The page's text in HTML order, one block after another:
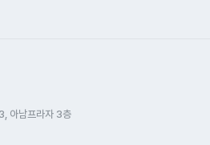
아남프라자 3층